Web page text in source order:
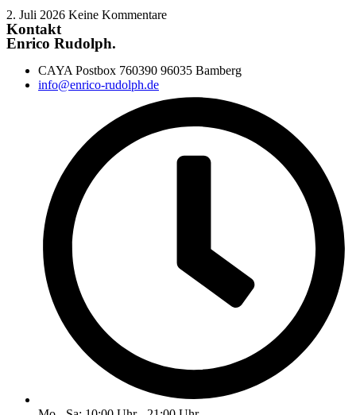
2. Juli 2026 Keine Kommentare
Kontakt
Enrico Rudolph.
CAYA Postbox 760390 96035 Bamberg
info@enrico-rudolph.de